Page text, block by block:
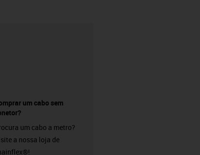
um cabo sem
um cabo a metro?
a nossa loja de